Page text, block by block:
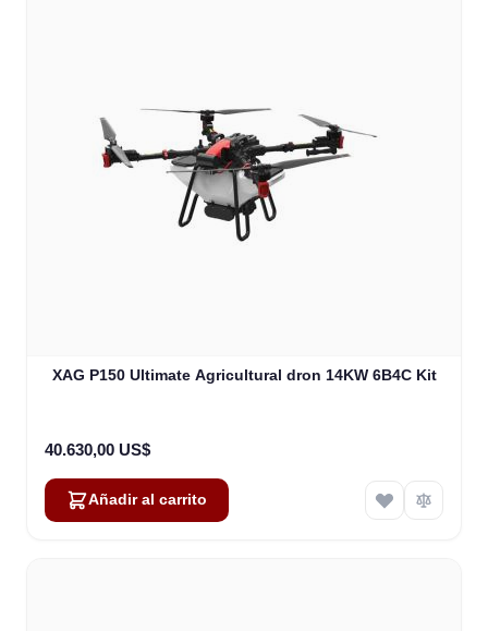
XAG P150 Ultimate Agricultural dron 14KW 6B4C Kit
40.630,00 US$
Añadir al carrito